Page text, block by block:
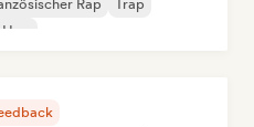
Rap
Trap